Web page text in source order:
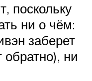
поскольку
ни о чём:
заберет
обратно), ни